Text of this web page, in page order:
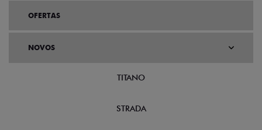
OFERTAS
NOVOS
TITANO
STRADA